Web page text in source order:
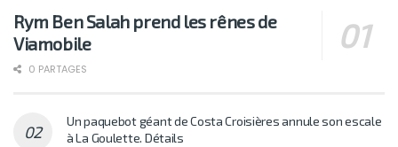
Rym Ben Salah prend les rênes de
Viamobile
0 PARTAGES
Un paquebot géant de Costa Croisières annule son escale
à La Goulette. Détails